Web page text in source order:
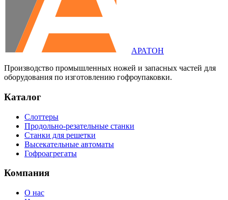
АРАТОН
Производство промышленных ножей и запасных частей для
оборудования по изготовлению гофроупаковки.
Каталог
Слоттеры
Продольно-резательные станки
Станки для решетки
Высекательные автоматы
Гофроагрегаты
Компания
О нас